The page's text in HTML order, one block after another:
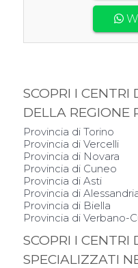
SCOPRI I CENTRI
DELLA REGIONE
Provincia di Torino
Provincia di Vercelli
Provincia di Novara
Provincia di Cuneo
Provincia di Asti
Provincia di
Provincia di Biella
Provincia di Verbano-
SCOPRI I CENTRI
SPECIALIZZATI